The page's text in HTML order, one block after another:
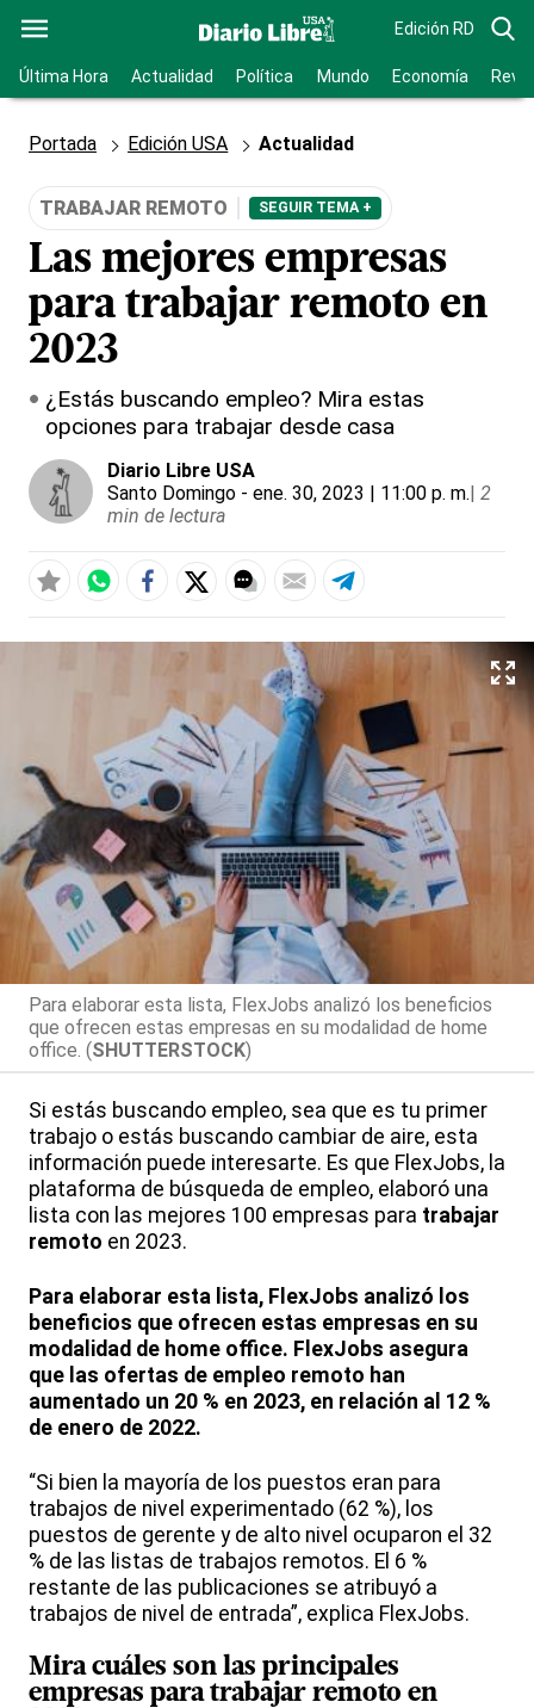
Edición RD
Última Hora Actualidad Política Mundo Economía
Portada Edición USA Actualidad
TRABAJAR REMOTO SEGUIR TEMA +
Las mejores empresas
para trabajar remoto en
2023
¿Estás buscando empleo? Mira estas
opciones para trabajar desde casa
Diario Libre USA
Santo Domingo - ene. 30, 2023 | 11:00 p. m.| 2
min de lectura
Para elaborar esta lista, FlexJobs analizó los beneficios
que ofrecen estas empresas en su modalidad de home
office. (SHUTTERSTOCK)
Si estás buscando empleo, sea que es tu primer
trabajo o estás buscando cambiar de aire, esta
información puede interesarte. Es que FlexJobs, la
plataforma de búsqueda de empleo, elaboró una
lista con las mejores 100 empresas para trabajar
remoto en 2023.
Para elaborar esta lista, FlexJobs analizó los
beneficios que ofrecen estas empresas en su
modalidad de home office. FlexJobs asegura
que las ofertas de empleo remoto han
aumentado un 20 % en 2023, en relación al 12 %
de enero de 2022.
“Si bien la mayoría de los puestos eran para
trabajos de nivel experimentado (62 %), los
puestos de gerente y de alto nivel ocuparon el 32
% de las listas de trabajos remotos. El 6 %
restante de las publicaciones se atribuyó a
trabajos de nivel de entrada”, explica FlexJobs.
Mira cuáles son las principales
empresas paratrabajar remoto en